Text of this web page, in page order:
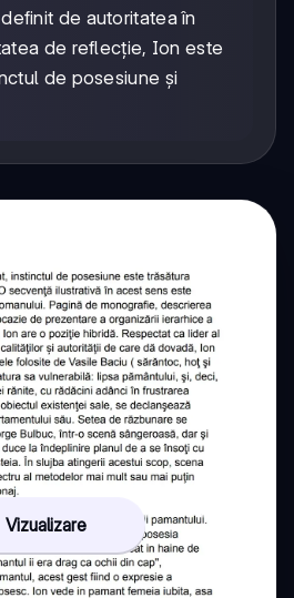
de autoritatea în
de reflecție, Ion este
de posesiune și
Vizualizare